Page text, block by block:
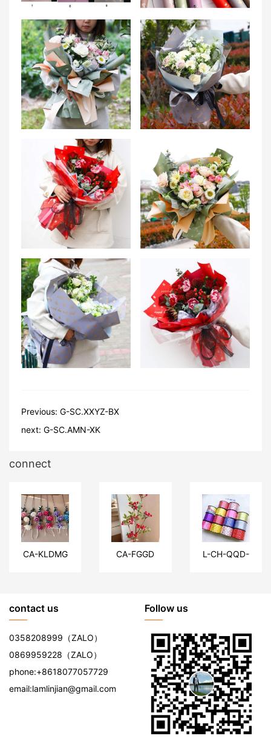
Previous: G-SC.XXYZ-BX
next: G-SC.AMN-XK
connect
CA-KLDMG CA-FGGD
L-CH-QQD-
contact us
0358208999 （ZALO）
0869959228 （ZALO）
phone:+8618077057729
email:lamlinjian@gmail.com
Follow us